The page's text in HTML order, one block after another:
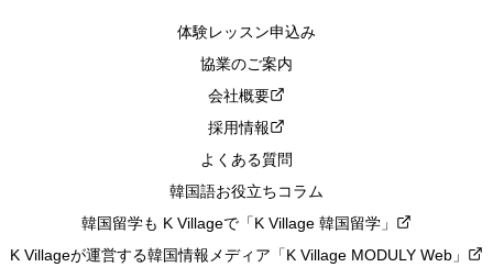
体験レッスン申込み
協業のご案内
会社概要
採用情報
よくある質問
韓国語お役立ちコラム
韓国留学も K Villageで「K Village 韓国留学」
K Villageが運営する韓国情報メディア「K Village MODULY Web」